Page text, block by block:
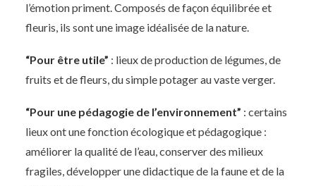
l’émotion priment. Composés de façon équilibrée et
fleuris, ils sont une image idéalisée de la nature.
“Pour être utile” : lieux de production de légumes, de
fruits et de fleurs, du simple potager au vaste verger.
“Pour une pédagogie de l’environnement” : certains
lieux ont une fonction écologique et pédagogique :
améliorer la qualité de l’eau, conserver des milieux
fragiles, développer une didactique de la faune et de la